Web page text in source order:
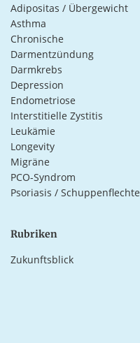
Adipositas / Übergewicht
Asthma
Chronische
Darmentzündung
Darmkrebs
Depression
Endometriose
Interstitielle Zystitis
Leukämie
Longevity
Migräne
PCO-Syndrom
Psoriasis / Schuppenflechte
Rubriken
Zukunftsblick